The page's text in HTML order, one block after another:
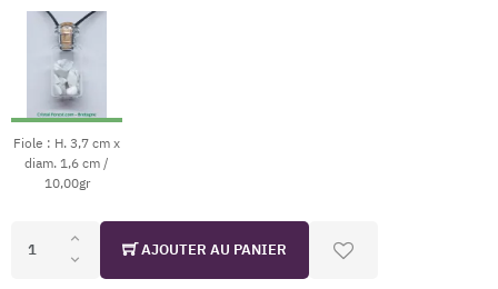
Fiole : H. 3,7 cm x
diam. 1,6 cm /
10,00gr
AJOUTER AU PANIER